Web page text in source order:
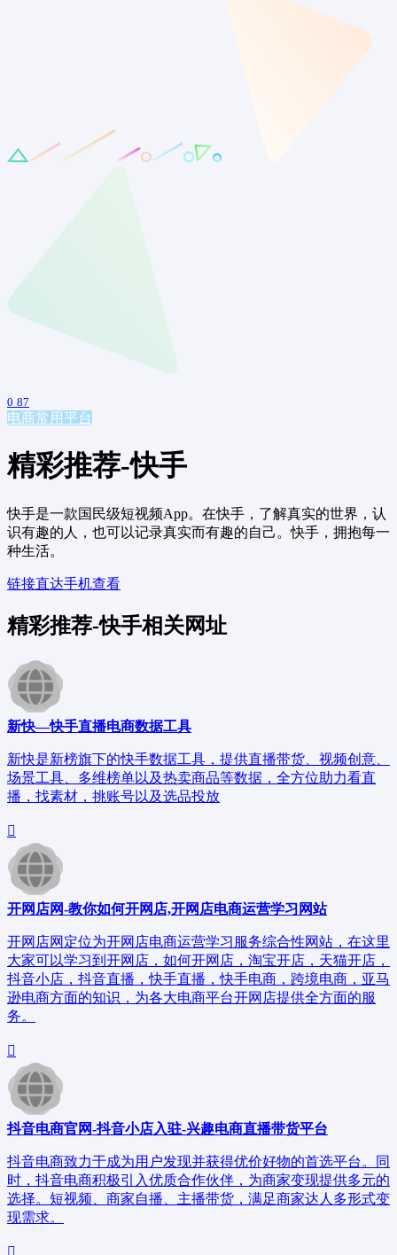
0 87
电商常用平台
精彩推荐-快手
快手是一款国民级短视频App。在快手，了解真实的世界，认
识有趣的人，也可以记录真实而有趣的自己。快手，拥抱每一
种生活。
链接直达手机查看
精彩推荐-快手相关网址
新快—快手直播电商数据工具
新快是新榜旗下的快手数据工具，提供直播带货、视频创意、
场景工具、多维榜单以及热卖商品等数据，全方位助力看直
播，找素材，挑账号以及选品投放
开网店网-教你如何开网店,开网店电商运营学习网站
开网店网定位为开网店电商运营学习服务综合性网站，在这里
大家可以学习到开网店，如何开网店，淘宝开店，天猫开店，
抖音小店，抖音直播，快手直播，快手电商，跨境电商，亚马
逊电商方面的知识，为各大电商平台开网店提供全方面的服
务。
抖音电商官网-抖音小店入驻-兴趣电商直播带货平台
抖音电商致力于成为用户发现并获得优价好物的首选平台。同
时，抖音电商积极引入优质合作伙伴，为商家变现提供多元的
选择。短视频、商家自播、主播带货，满足商家达人多形式变
现需求。